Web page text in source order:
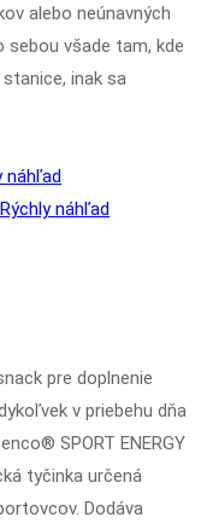
alebo neúnavných
sebou všade tam, kde
inak sa
náhľad
Rýchly náhľad
pre doplnenie
v priebehu dňa
SPORT ENERGY
tyčinka určená
Dodáva